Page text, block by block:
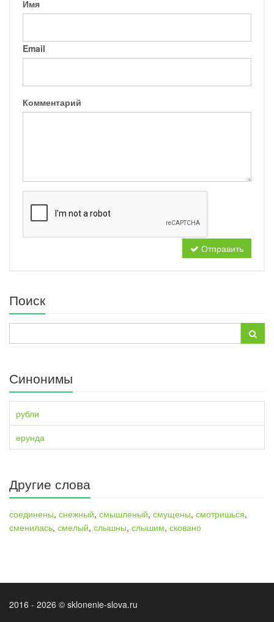
Имя
Email
Комментарий
Отправить
Поиск
Синонимы
рубли
ерунда
Другие слова
соединены, снежный, смышленый, смущены, смотришься,
сменилась, смелый, слышны, слышим, сковано
2016 - 2026 © sklonenie-slova.ru